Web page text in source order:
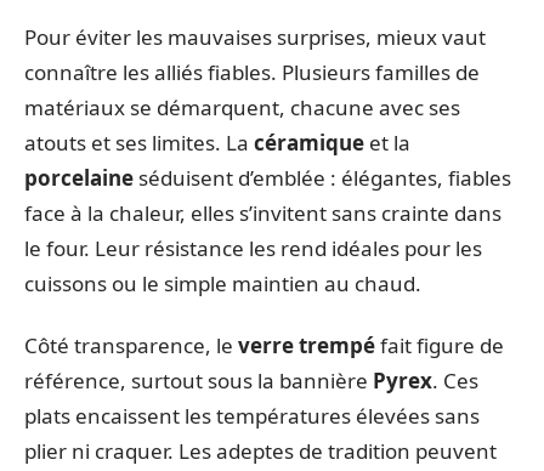
Pour éviter les mauvaises surprises, mieux vaut
connaître les alliés fiables. Plusieurs familles de
matériaux se démarquent, chacune avec ses
atouts et ses limites. La céramique et la
porcelaine séduisent d’emblée : élégantes, fiables
face à la chaleur, elles s’invitent sans crainte dans
le four. Leur résistance les rend idéales pour les
cuissons ou le simple maintien au chaud.
Côté transparence, le verre trempéfait figure de
référence, surtout sous la bannière Pyrex. Ces
plats encaissent les températures élevées sans
plier ni craquer. Les adeptes de tradition peuvent